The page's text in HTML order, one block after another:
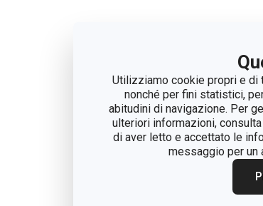
Utilizziamo cookie propri e di
nonché per fini statistici,
abitudini di navigazione. Per
ulteriori informazioni,
di aver letto e accettato le
messaggio per un